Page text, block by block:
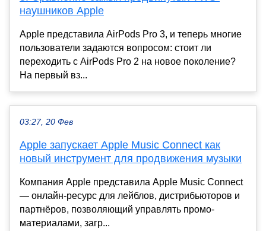
наушников Apple
Apple представила AirPods Pro 3, и теперь многие
пользователи задаются вопросом: стоит ли
переходить с AirPods Pro 2 на новое поколение?
На первый вз...
03:27, 20 Фев
Apple запускает Apple Music Connect как
новый инструмент для продвижения музыки
Компания Apple представила Apple Music Connect
— онлайн-ресурс для лейблов, дистрибьюторов и
партнёров, позволяющий управлять промо-
материалами, загр...